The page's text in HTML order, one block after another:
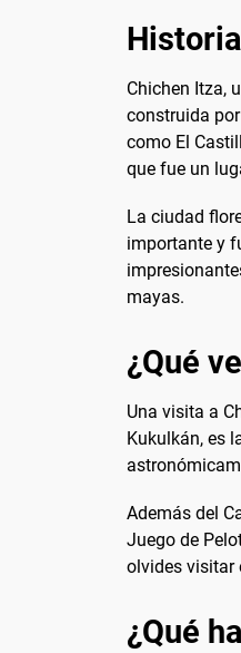
Chichen Itza,
construida
como El
que fue un
La ciudad
importante y
mayas.
¿Qué
Una visita a
Kukulkán, es
Además del
Juego de
olvides visitar
¿Qué